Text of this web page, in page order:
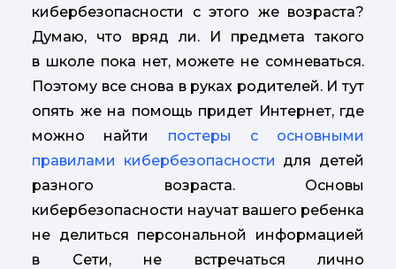
кибербезопасности с этого же возраста?
Думаю, что вряд ли. И предмета такого
в школе пока нет, можете не сомневаться.
Поэтому все снова в руках родителей. И тут
опять же на помощь придет Интернет, где
можно найти постеры с основными
правилами кибербезопасности для детей
разного возраста. Основы
кибербезопасности научат вашего ребенка
не делиться персональной информацией
в Сети, не встречаться лично